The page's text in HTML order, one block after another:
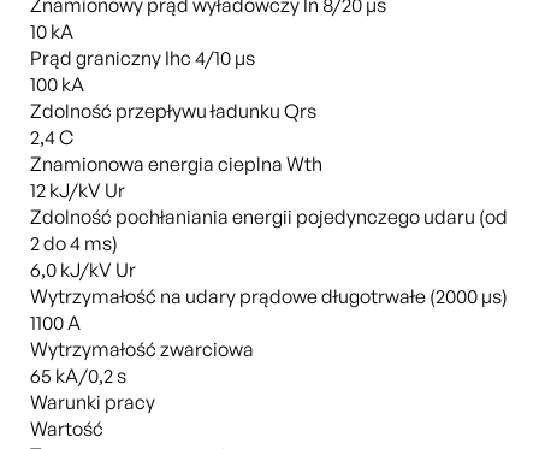
10 kA
Prąd graniczny Ihc 4/10 µs
100 kA
Zdolność przepływu ładunku Qrs
2,4 C
Znamionowa energia cieplna Wth
12 kJ/kV Ur
Zdolność pochłaniania energii pojedynczego udaru (od
2 do 4 ms)
6,0 kJ/kV Ur
Wytrzymałość na udary prądowe długotrwałe (2000 µs)
1100 A
Wytrzymałość zwarciowa
65 kA/0,2 s
Warunki pracy
Wartość